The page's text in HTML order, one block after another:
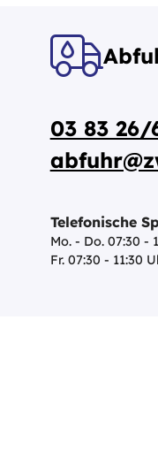
03 83 26/
Telefonische
Mo. - Do. 07:30 -
Fr. 07:30 - 11:30